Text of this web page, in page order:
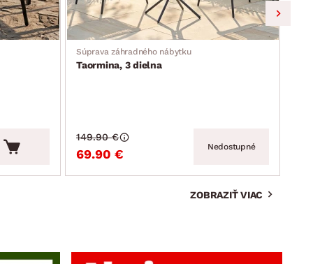
Súprava záhradného nábytku
Taormina, 3 dielna
69.90 €
149.90 €
Nedostupné
ZOBRAZIŤ VIAC